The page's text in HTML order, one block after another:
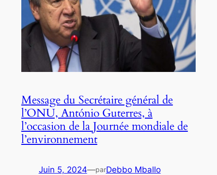
Message du Secrétaire général de
l’ONU, António Guterres, à
l’occasion de la Journée mondiale de
l’environnement
Juin 5, 2024—parDebbo Mballo